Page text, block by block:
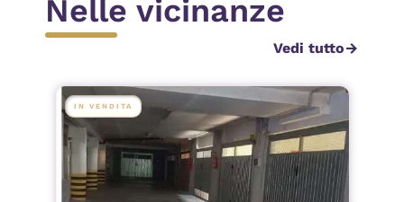
Nelle vicinanze
Vedi tuttoarrow_forward
IN VENDITA